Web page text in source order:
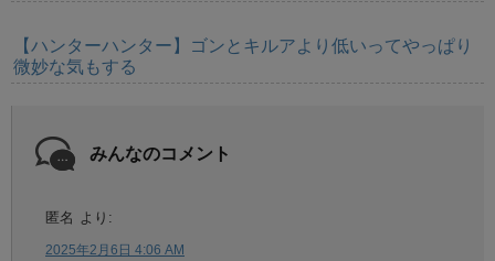
【ハンターハンター】ゴンとキルアより低いってやっぱり
微妙な気もする
みんなのコメント
匿名 より:
2025年2月6日 4:06 AM